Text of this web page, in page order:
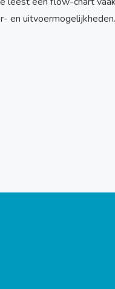
en uitvoermogelijkheden.